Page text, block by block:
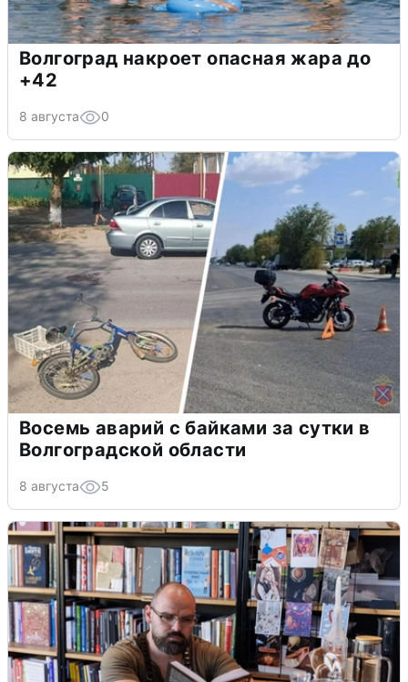
Волгоград накроет опасная жара до
+42
8 августа 0
Восемь аварий с байками за сутки в
Волгоградской области
8 августа 5